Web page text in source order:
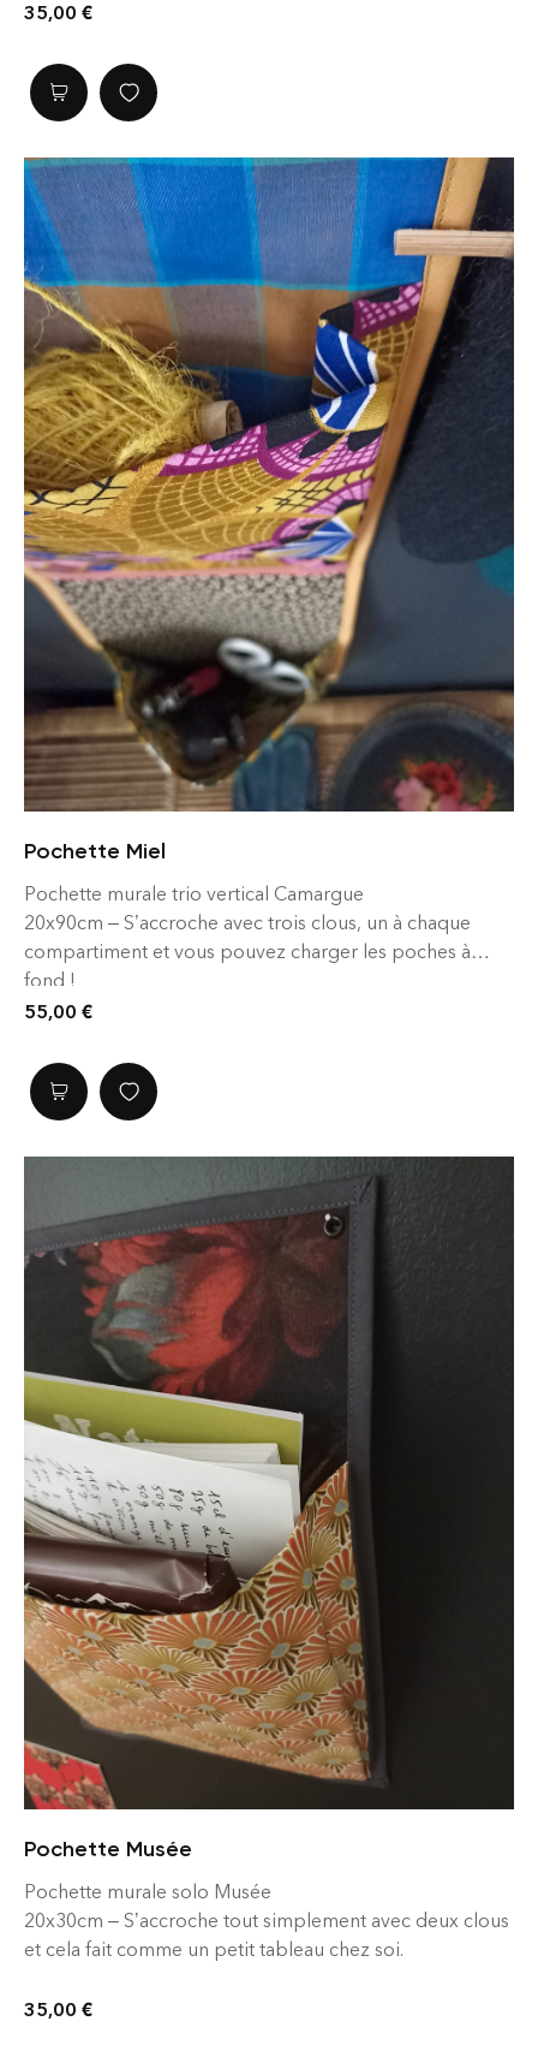
35,00 €
Pochette Miel
Pochette murale trio vertical Camargue
20x90cm – S’accroche avec trois clous, un à chaque
compartiment et vous pouvez charger les poches à
fond !
55,00 €
Pochette Musée
Pochette murale solo Musée
20x30cm – S’accroche tout simplement avec deux clous
et cela fait comme un petit tableau chez soi.
35,00 €